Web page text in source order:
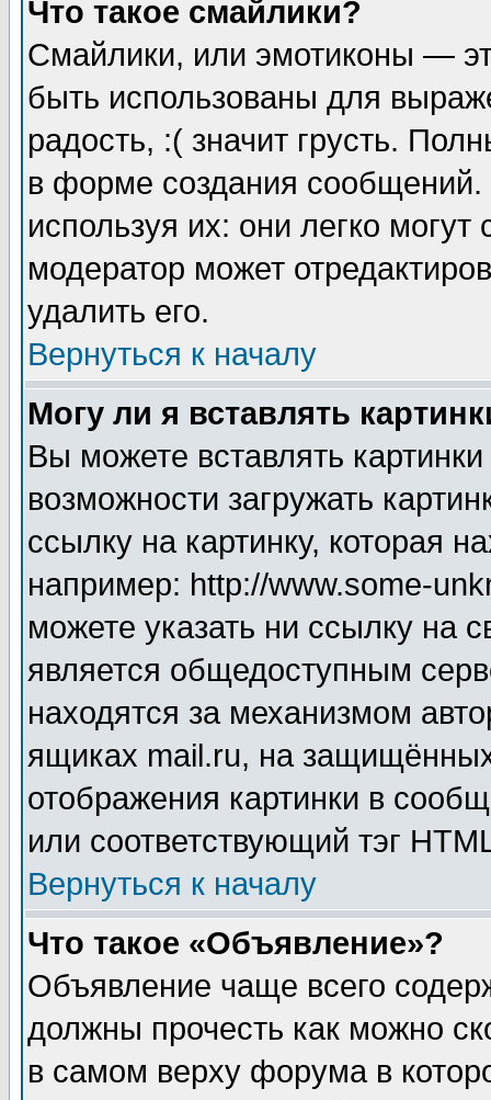
Что такое смайлики?
Смайлики, или эмотиконы —
быть использованы для
радость, :( значит грусть.
в форме создания сообщений.
используя их: они легко
модератор может
удалить его.
Вернуться к началу
Могу ли я вставлять
Вы можете вставлять
возможности загружать
ссылку на картинку, которая
например: http://www.some-
можете указать ни ссылку на
является общедоступным
находятся за механизмом
ящиках mail.ru, на
отображения картинки в
или соответствующий тэг
Вернуться к началу
Что такое «Объявление»?
Объявление чаще всего
должны прочесть как можно
в самом верху форума в